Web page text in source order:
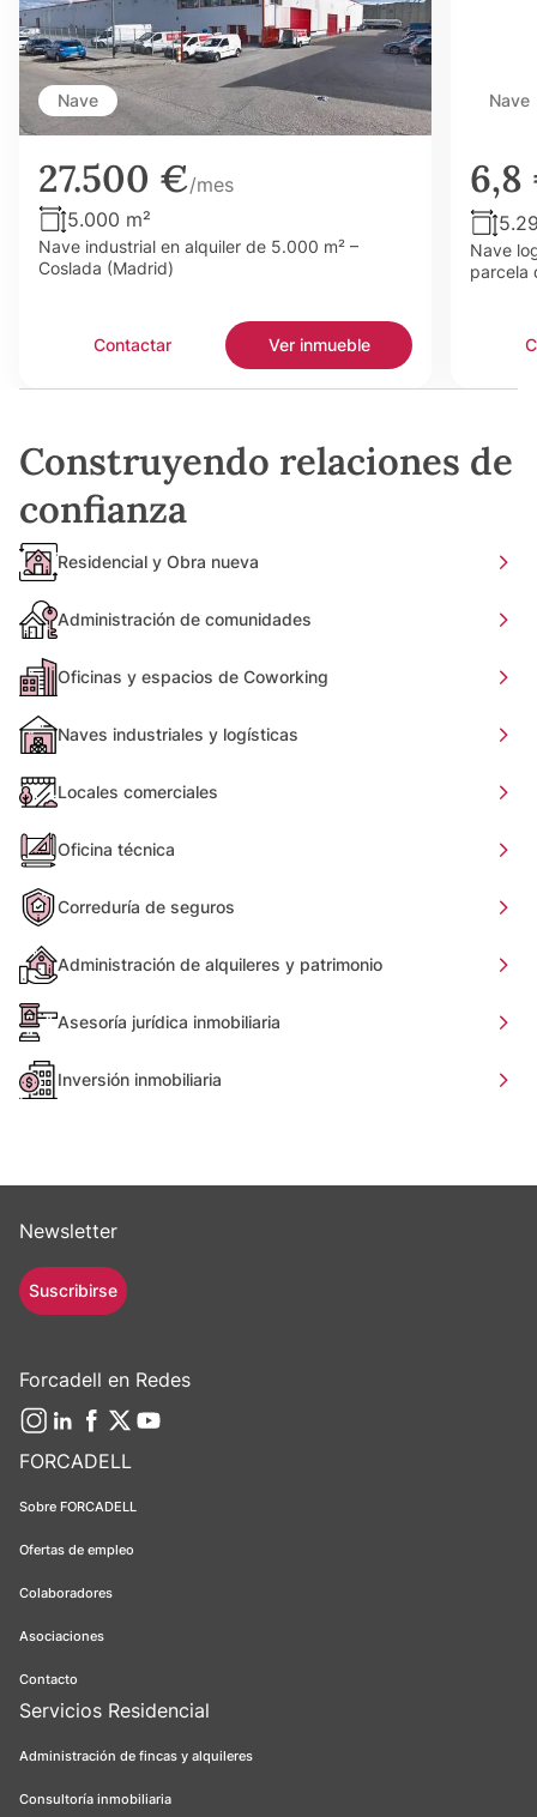
Nave
27.500 €/mes
5.000 m²
Nave industrial en alquiler de 5.000 m² –
Coslada (Madrid)
Contactar Ver inmueble
Nave
Nave
parcela
Construyendo relaciones de
confianza
Residencial y Obra nueva
Administración de comunidades
Oficinas y espacios de Coworking
Naves industriales y logísticas
Locales comerciales
Oficina técnica
Correduría de seguros
Administración de alquileres y patrimonio
Asesoría jurídica inmobiliaria
Inversión inmobiliaria
FORCADELL
Sobre FORCADELL
Ofertas de empleo
Colaboradores
Asociaciones
Contacto
Servicios Residencial
Administración de fincas y alquileres
Consultoría inmobiliaria
Newsletter
Suscribirse
Forcadell en Redes